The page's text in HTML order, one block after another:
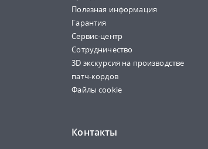
Полезная информация
Гарантия
Сервис-центр
Сотрудничество
3D экскурсия на производстве
патч-кордов
Файлы cookie
Контакты